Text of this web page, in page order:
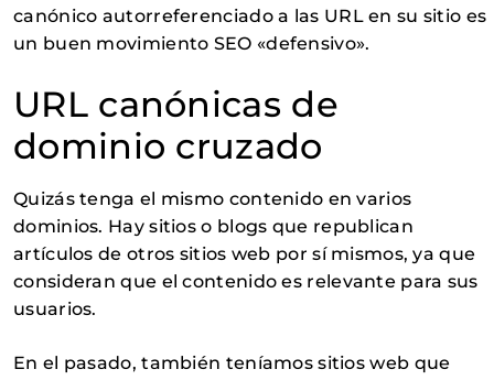
canónico autorreferenciado a las URL en su sitio es
un buen movimiento SEO «defensivo».
URL canónicas de
dominio cruzado
Quizás tenga el mismo contenido en varios
dominios. Hay sitios o blogs que republican
artículos de otros sitios web por sí mismos, ya que
consideran que el contenido es relevante para sus
usuarios.
En el pasado, también teníamos sitios web que